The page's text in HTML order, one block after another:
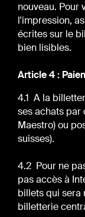
nouveau. Pour
l'impression,
écrites sur le
bien lisibles.
Article 4 :
4.1 A la
ses achats par
Maestro) ou
suisses).
4.2 Pour ne
pas accès à
billets qui sera
billetterie